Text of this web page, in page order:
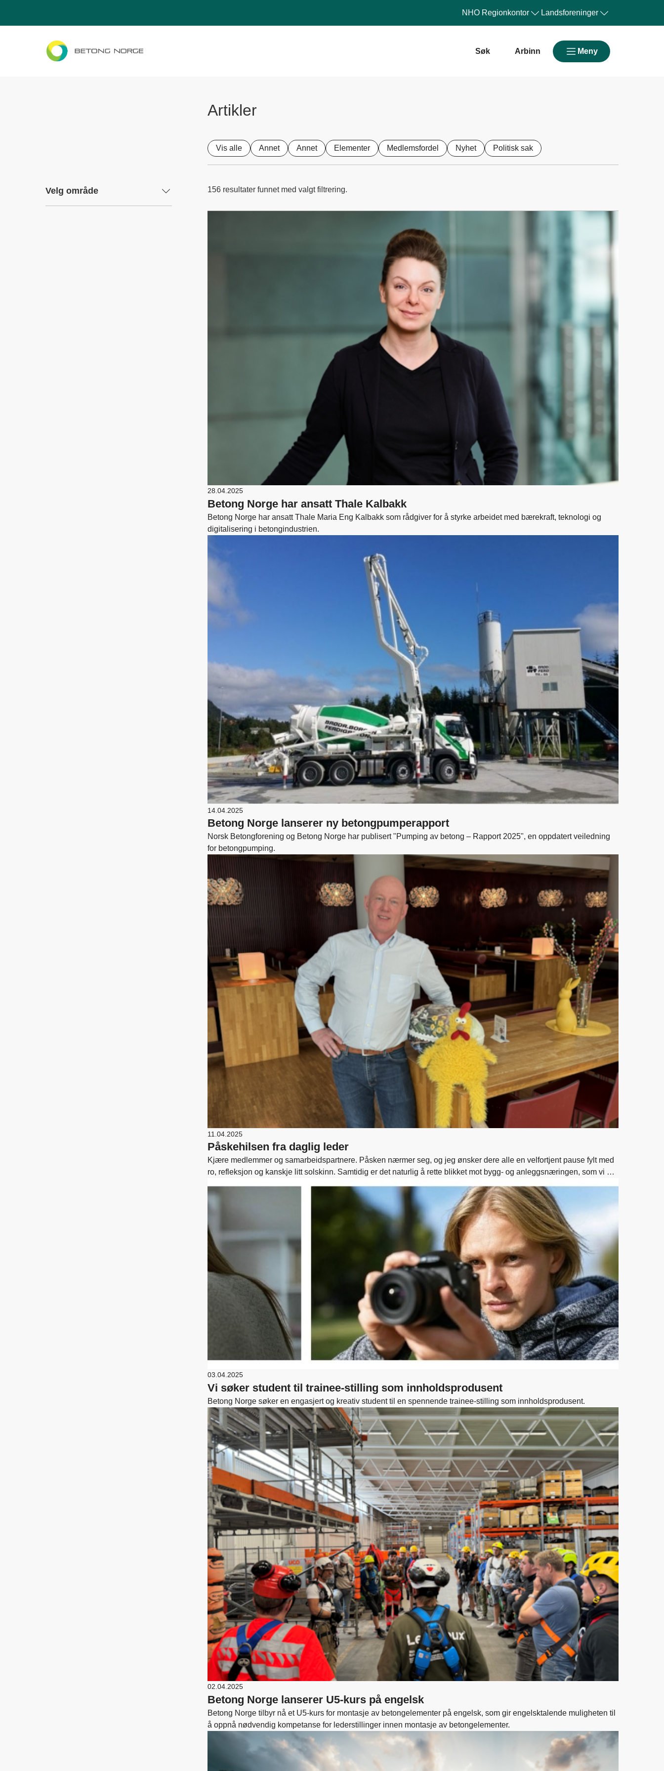
NHO Regionkontor Landsforeninger
Søk Arbinn Meny
Artikler
Vis alle Annet Annet Elementer Medlemsfordel Nyhet Politisk sak
Velg område 156 resultater funnet med valgt filtrering.
28.04.2025
Betong Norge har ansatt Thale Kalbakk
Betong Norge har ansatt Thale Maria Eng Kalbakk som rådgiver for å styrke arbeidet med bærekraft, teknologi og
digitalisering i betongindustrien.
14.04.2025
Betong Norge lanserer ny betongpumperapport
Norsk Betongforening og Betong Norge har publisert "Pumping av betong – Rapport 2025", en oppdatert veiledning
for betongpumping.
11.04.2025
Påskehilsen fra daglig leder
Kjære medlemmer og samarbeidspartnere. Påsken nærmer seg, og jeg ønsker dere alle en velfortjent pause fylt med
ro, refleksjon og kanskje litt solskinn. Samtidig er det naturlig å rette blikket mot bygg- og anleggsnæringen, som vi er
en del av.
03.04.2025
Vi søker student til trainee-stilling som innholdsprodusent
Betong Norge søker en engasjert og kreativ student til en spennende trainee-stilling som innholdsprodusent.
02.04.2025
Betong Norge lanserer U5-kurs på engelsk
Betong Norge tilbyr nå et U5-kurs for montasje av betongelementer på engelsk, som gir engelsktalende muligheten til
å oppnå nødvendig kompetanse for lederstillinger innen montasje av betongelementer.